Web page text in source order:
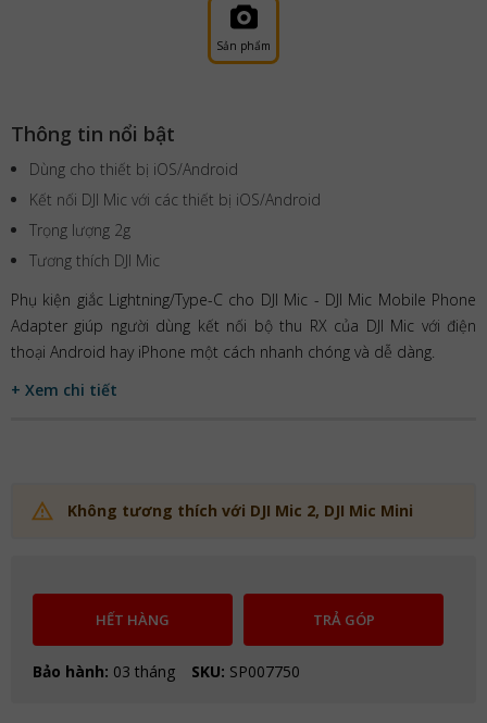
Sản phẩm
Thông tin nổi bật
Dùng cho thiết bị iOS/Android
Kết nối DJI Mic với các thiết bị iOS/Android
Trọng lượng 2g
Tương thích DJI Mic
Phụ kiện giắc Lightning/Type-C cho DJI Mic - DJI Mic Mobile Phone
Adapter giúp người dùng kết nối bộ thu RX của DJI Mic với điện
thoại Android hay iPhone một cách nhanh chóng và dễ dàng.
+ Xem chi tiết
Không tương thích với DJI Mic 2, DJI Mic Mini
HẾT HÀNG TRẢ GÓP
Bảo hành: 03 tháng SKU: SP007750